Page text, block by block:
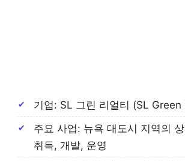
기업: SL 그린 리얼티 (SL
주요 사업: 뉴욕 대도시 지역의
취득, 개발, 운영